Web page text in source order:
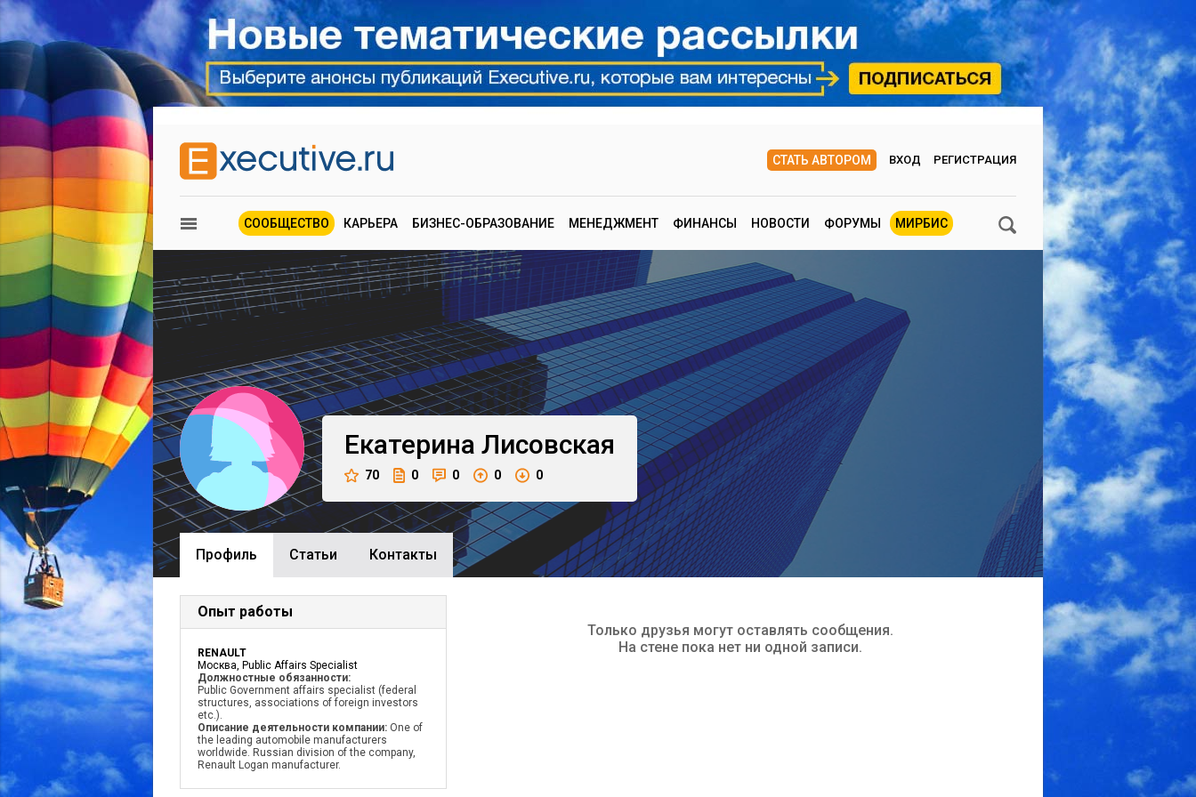
СТАТЬ АВТОРОМ ВХОД РЕГИСТРАЦИЯ
СООБЩЕСТВО КАРЬЕРА БИЗНЕС-ОБРАЗОВАНИЕ МЕНЕДЖМЕНТ ФИНАНСЫ НОВОСТИ ФОРУМЫ МИРБИС
Екатерина Лисовская
70 0 0 0 0
Профиль Cтатьи Контакты
Опыт работы
RENAULT
Москва, Public Affairs Specialist
Должностные обязанности:
Public Government affairs specialist (federal
structures, associations of foreign investors
etc.).
Описание деятельности компании: One of
the leading automobile manufacturers
worldwide. Russian division of the company,
Renault Logan manufacturer.
Только друзья могут оставлять сообщения.
На стене пока нет ни одной записи.